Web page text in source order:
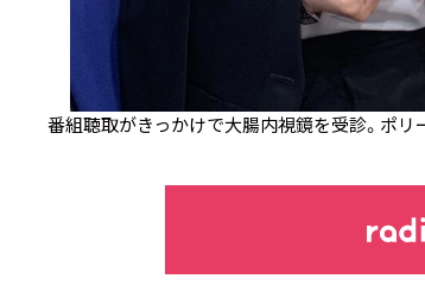
番組聴取がきっかけで大腸内視鏡を受診。ポ